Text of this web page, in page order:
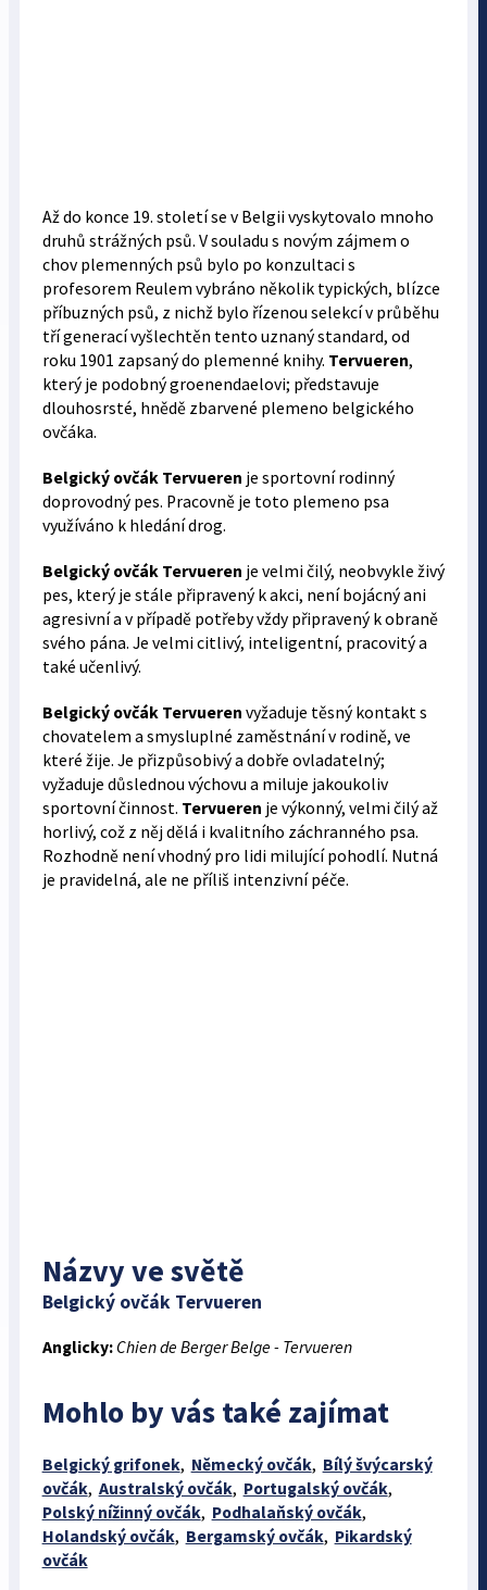
Až do konce 19. století se v Belgii vyskytovalo mnoho
druhů strážných psů. V souladu s novým zájmem o
chov plemenných psů bylo po konzultaci s
profesorem Reulem vybráno několik typických, blízce
příbuzných psů, z nichž bylo řízenou selekcí v průběhu
tří generací vyšlechtěn tento uznaný standard, od
roku 1901 zapsaný do plemenné knihy. Tervueren,
který je podobný groenendaelovi; představuje
dlouhosrsté, hnědě zbarvené plemeno belgického
ovčáka.
Belgický ovčák Tervueren je sportovní rodinný
doprovodný pes. Pracovně je toto plemeno psa
využíváno k hledání drog.
Belgický ovčák Tervueren je velmi čilý, neobvykle živý
pes, který je stále připravený k akci, není bojácný ani
agresivní a v případě potřeby vždy připravený k obraně
svého pána. Je velmi citlivý, inteligentní, pracovitý a
také učenlivý.
Belgický ovčák Tervueren vyžaduje těsný kontakt s
chovatelem a smysluplné zaměstnání v rodině, ve
které žije. Je přizpůsobivý a dobře ovladatelný;
vyžaduje důslednou výchovu a miluje jakoukoliv
sportovní činnost. Tervueren je výkonný, velmi čilý až
horlivý, což z něj dělá i kvalitního záchranného psa.
Rozhodně není vhodný pro lidi milující pohodlí. Nutná
je pravidelná, ale ne příliš intenzivní péče.
Názvy ve světě
Belgický ovčák Tervueren
Anglicky: Chien de Berger Belge - Tervueren
Mohlo by vás také zajímat
Belgický grifonek, Německý ovčák, Bílý švýcarský
ovčák, Australský ovčák, Portugalský ovčák,
Polský nížinný ovčák, Podhalaňský ovčák,
Holandský ovčák, Bergamský ovčák, Pikardský
ovčák